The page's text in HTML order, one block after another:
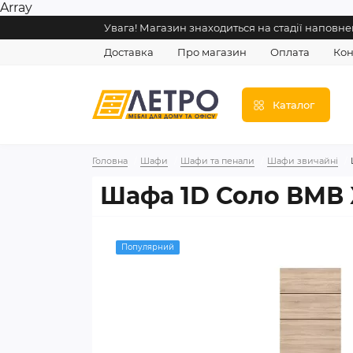
Array
Увага! Магазин знаходиться на стадії
Доставка
Про магазин Оплата
Каталог
Головна Шафи Шафи та пенали Шафи звичайні
Шафа 1D Соло ВМВ
Популярний